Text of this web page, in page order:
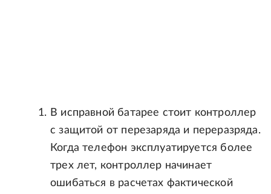
В исправной батарее стоит контроллер
с защитой от перезаряда и переразряда.
Когда телефон эксплуатируется более
трех лет, контроллер начинает
ошибаться в расчетах фактической